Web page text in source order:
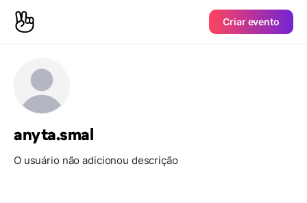
Criar evento
anyta.smal
O usuário não adicionou descrição